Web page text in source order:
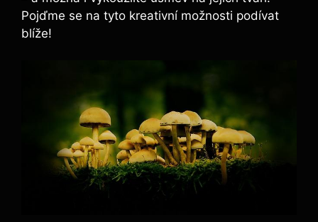
Pojďme se na tyto kreativní možnosti podívat
blíže!